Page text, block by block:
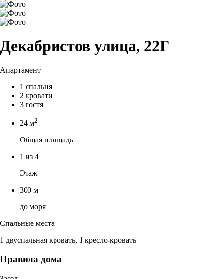
Декабристов улица, 22Г
Апартамент
1 спальня
2 кровати
3 гостя
24 м2
Общая площадь
1 из 4
Этаж
300 м
до моря
Спальные места
1 двуспальная кровать, 1 кресло-кровать
Правила дома